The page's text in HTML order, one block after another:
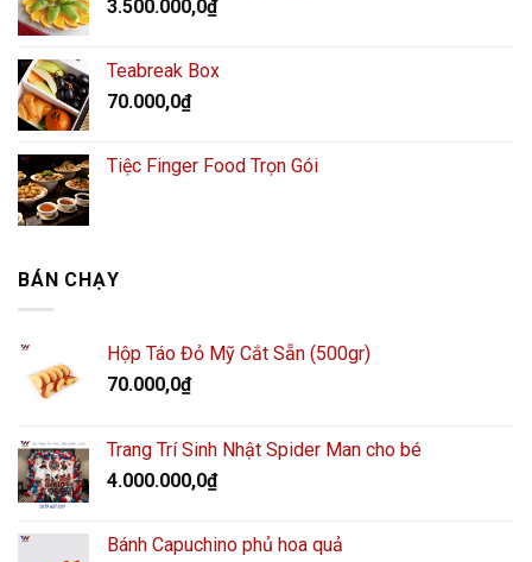
3.500.000,0₫
Teabreak Box
70.000,0₫
Tiệc Finger Food Trọn Gói
BÁN CHẠY
Hộp Táo Đỏ Mỹ Cắt Sẵn (500gr)
70.000,0₫
Trang Trí Sinh Nhật Spider Man cho bé
4.000.000,0₫
Bánh Capuchino phủ hoa quả